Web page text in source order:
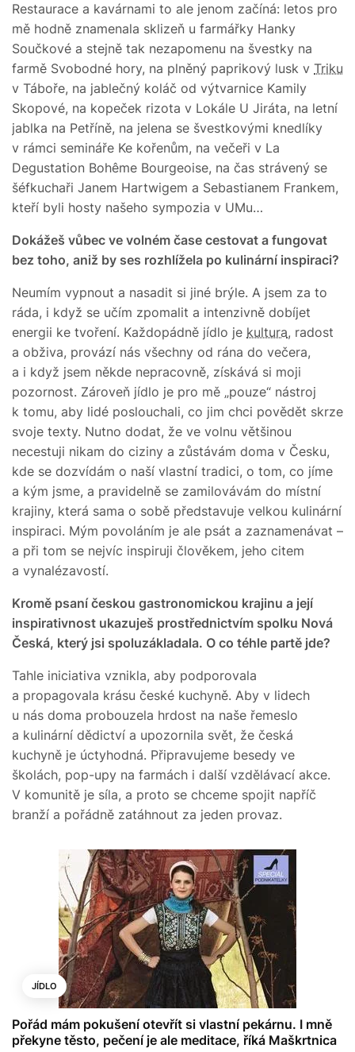
Restaurace a kavárnami to ale jenom začíná: letos pro
mě hodně znamenala sklizeň u farmářky Hanky
Součkové a stejně tak nezapomenu na švestky na
farmě Svobodné hory, na plněný paprikový lusk v Triku
v Táboře, na jablečný koláč od výtvarnice Kamily
Skopové, na kopeček rizota v Lokále U Jiráta, na letní
jablka na Petříně, na jelena se švestkovými knedlíky
v rámci semináře Ke kořenům, na večeři v La
Degustation Bohême Bourgeoise, na čas strávený se
šéfkuchaři Janem Hartwigem a Sebastianem Frankem,
kteří byli hosty našeho sympozia v UMu…
Dokážeš vůbec ve volném čase cestovat a fungovat
bez toho, aniž by ses rozhlížela po kulinární inspiraci?
Neumím vypnout a nasadit si jiné brýle. A jsem za to
ráda, i když se učím zpomalit a intenzivně dobíjet
energii ke tvoření. Každopádně jídlo je kultura, radost
a obživa, provází nás všechny od rána do večera,
a i když jsem někde nepracovně, získává si moji
pozornost. Zároveň jídlo je pro mě „pouze“ nástroj
k tomu, aby lidé poslouchali, co jim chci povědět skrze
svoje texty. Nutno dodat, že ve volnu většinou
necestuji nikam do ciziny a zůstávám doma v Česku,
kde se dozvídám o naší vlastní tradici, o tom, co jíme
a kým jsme, a pravidelně se zamilovávám do místní
krajiny, která sama o sobě představuje velkou kulinární
inspiraci. Mým povoláním je ale psát a zaznamenávat –
a při tom se nejvíc inspiruji člověkem, jeho citem
a vynalézavostí.
Kromě psaní českou gastronomickou krajinu a její
inspirativnost ukazuješ prostřednictvím spolku Nová
Česká, který jsi spoluzákladala. O co téhle partě jde?
Tahle iniciativa vznikla, aby podporovala
a propagovala krásu české kuchyně. Aby v lidech
u nás doma probouzela hrdost na naše řemeslo
a kulinární dědictví a upozornila svět, že česká
kuchyně je úctyhodná. Připravujeme besedy ve
školách, pop-upy na farmách i další vzdělávací akce.
V komunitě je síla, a proto se chceme spojit napříč
branží a pořádně zatáhnout za jeden provaz.
JÍDLO
Pořád mám pokušení otevřít si vlastní pekárnu. I mně
překyne těsto, pečení je ale meditace, říká Maškrtnica